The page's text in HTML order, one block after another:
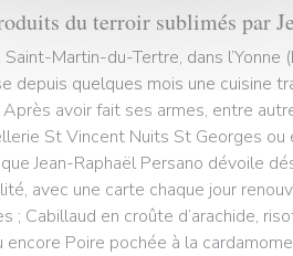
du terroir sublimés par
Saint-Martin-du-Tertre, dans
depuis quelques mois une cuisine
Après avoir fait ses armes, entre
St Vincent Nuits St Georges ou
que Jean-Raphaël Persano dévoile
avec une carte chaque jour
; Cabillaud en croûte d’arachide,
encore Poire pochée à la